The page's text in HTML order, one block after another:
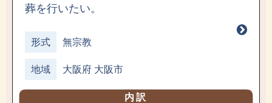
葬を行いたい。
形式 無宗教
地域 大阪府 大阪市
内訳